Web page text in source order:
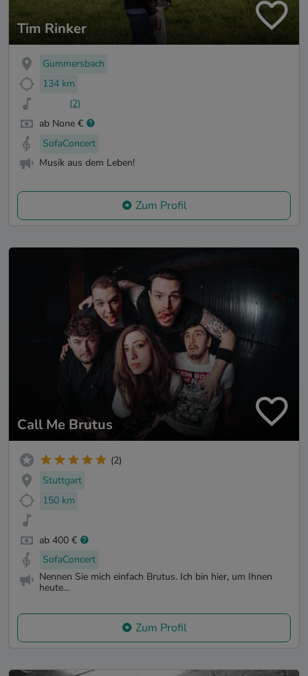
Tim Rinker
Gummersbach
134 km
(2)
ab None €
SofaConcert
Musik aus dem Leben!
Zum Profil
Call Me Brutus
(2)
Stuttgart
150 km
ab 400 €
SofaConcert
Nennen Sie mich einfach Brutus. Ich bin hier, um Ihnen
heute...
Zum Profil